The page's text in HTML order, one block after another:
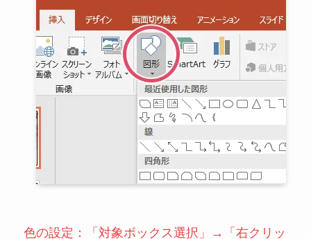
色の設定：「対象ボックス選択」→「右クリッ